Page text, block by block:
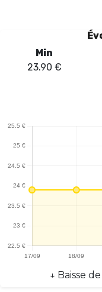
2ml, associée à une
réglages complexes
les débutants comme
séparément), qui
fonctionnalité est
souhaitent prolonger
possibilité d'une
dédiée.
Min
23.90 €
↓ Baisse de